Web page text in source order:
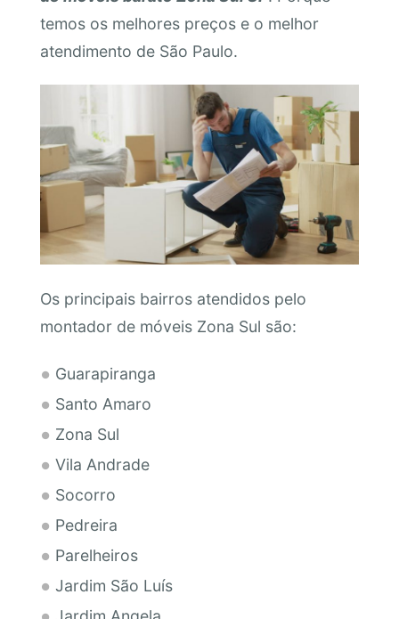
temos os melhores preços e o melhor
atendimento de São Paulo.
Os principais bairros atendidos pelo
montador de móveis Zona Sul são:
Guarapiranga
Santo Amaro
Zona Sul
Vila Andrade
Socorro
Pedreira
Parelheiros
Jardim São Luís